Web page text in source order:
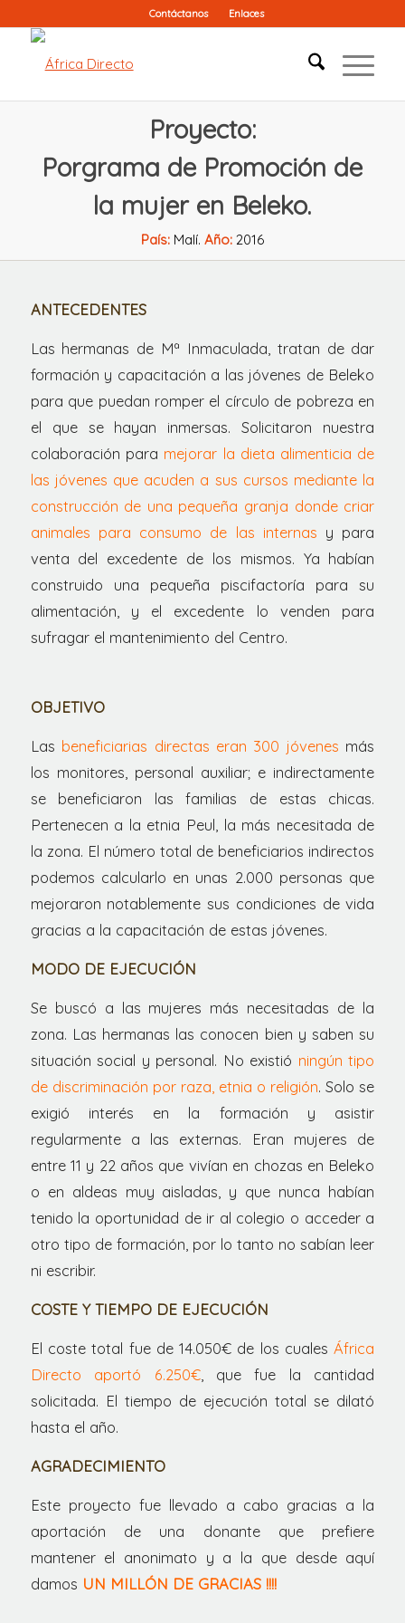
Contáctanos Enlaces
Proyecto:
Porgrama de Promoción de
la mujer en Beleko.
País:Malí. Año: 2016
ANTECEDENTES
Las hermanas de Mª Inmaculada, tratan de dar
formación y capacitación a las jóvenes de Beleko
para que puedan romper el círculo de pobreza en
el que se hayan inmersas. Solicitaron nuestra
colaboración para mejorar la dieta alimenticia de
las jóvenes que acuden a sus cursos mediante la
construcción de una pequeña granja donde criar
animales para consumo de las internas y para
venta del excedente de los mismos. Ya habían
construido una pequeña piscifactoría para su
alimentación, y el excedente lo venden para
sufragar el mantenimiento del Centro.
OBJETIVO
Las beneficiarias directas eran 300 jóvenes más
los monitores, personal auxiliar; e indirectamente
se beneficiaron las familias de estas chicas.
Pertenecen a la etnia Peul, la más necesitada de
la zona. El número total de beneficiarios indirectos
podemos calcularlo en unas 2.000 personas que
mejoraron notablemente sus condiciones de vida
gracias a la capacitación de estas jóvenes.
MODO DE EJECUCIÓN
Se buscó a las mujeres más necesitadas de la
zona. Las hermanas las conocen bien y saben su
situación social y personal. No existió ningún tipo
de discriminación por raza, etnia o religión. Solo se
exigió interés en la formación y asistir
regularmente a las externas. Eran mujeres de
entre 11 y 22 años que vivían en chozas en Beleko
o en aldeas muy aisladas, y que nunca habían
tenido la oportunidad de ir al colegio o acceder a
otro tipo de formación, por lo tanto no sabían leer
ni escribir.
COSTE Y TIEMPO DE EJECUCIÓN
El coste total fue de 14.050€ de los cualesÁfrica
Directo aportó 6.250€, que fue la cantidad
solicitada. El tiempo de ejecución total se dilató
hasta el año.
AGRADECIMIENTO
Este proyecto fue llevado a cabo gracias a la
aportación de una donante que prefiere
mantener el anonimato y a la que desde aquí
damos UN MILLÓN DE GRACIAS !!!!